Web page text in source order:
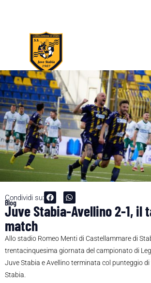
Condividi su:
Blog
Juve Stabia-Avellino 2-1, il
match
Allo stadio Romeo Menti di Castellammare di
trentacinquesima giornata del campionato di
Juve Stabia e Avellino terminata col punteggio di
Stabia.